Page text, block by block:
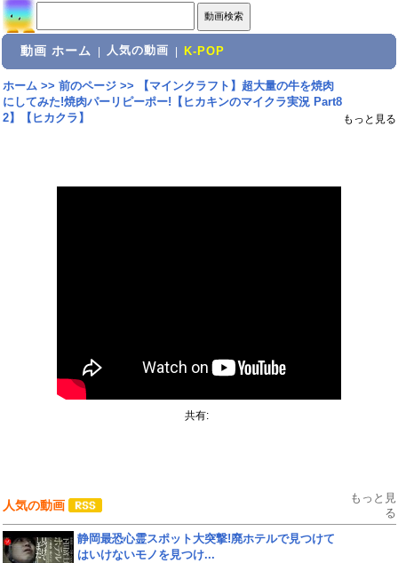
動画 ホーム 人気の動画 K-POP
ホーム>> 前のページ>>
【マインクラフト】超大量の牛を焼肉
にしてみた!焼肉パーリピーポー!【ヒカキンのマイクラ実況 Part8
2】【ヒカクラ】
もっと見る
共有:
人気の動画
もっと見
る
静岡最恐心霊スポット大突撃!廃ホテルで見つけて
はいけないモノを見つけ...